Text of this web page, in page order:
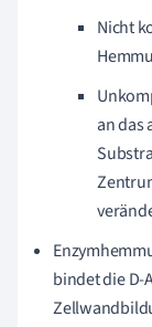
Nicht
an das
bindet die D-